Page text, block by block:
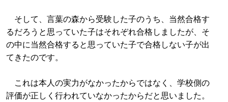
そして、言葉の森から受験した子のうち、当然合格す
るだろうと思っていた子はそれぞれ合格しましたが、そ
の中に当然合格すると思っていた子で合格しない子が出
てきたのです。
これは本人の実力がなかったからではなく、学校側の
評価が正しく行われていなかったからだと思いました。